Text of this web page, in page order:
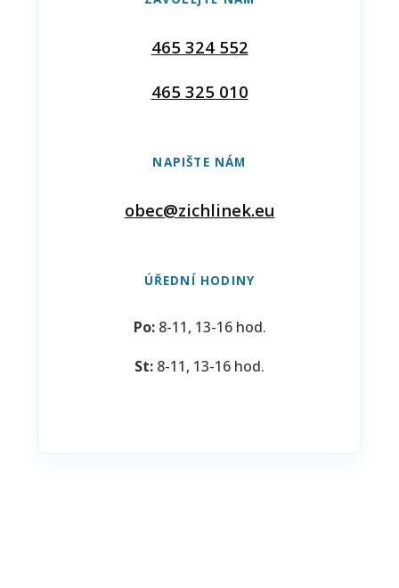
465 324 552
465 325 010
NAPIŠTE NÁM
obec@zichlinek.eu
ÚŘEDNÍ HODINY
Po:8-11, 13-16 hod.
St: 8-11, 13-16 hod.